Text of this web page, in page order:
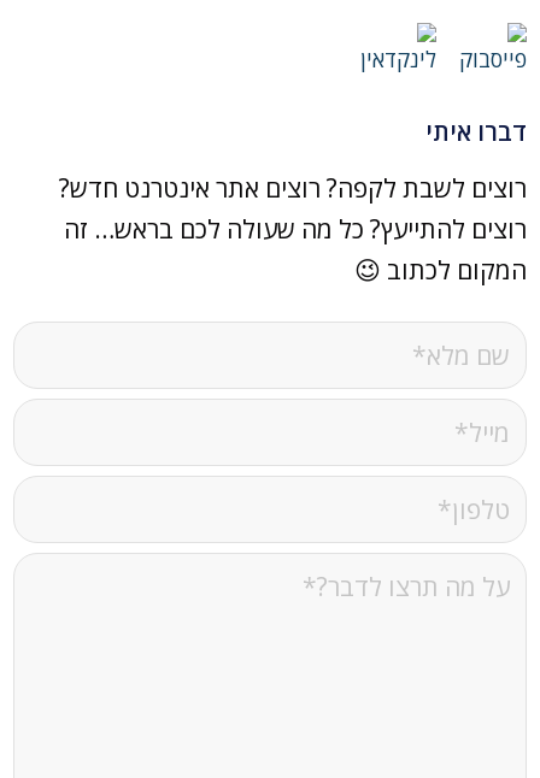
דברו איתי
רוצים לשבת לקפה? רוצים אתר אינטרנט חדש?
רוצים להתייעץ? כל מה שעולה לכם בראש… זה
המקום לכתוב 😉